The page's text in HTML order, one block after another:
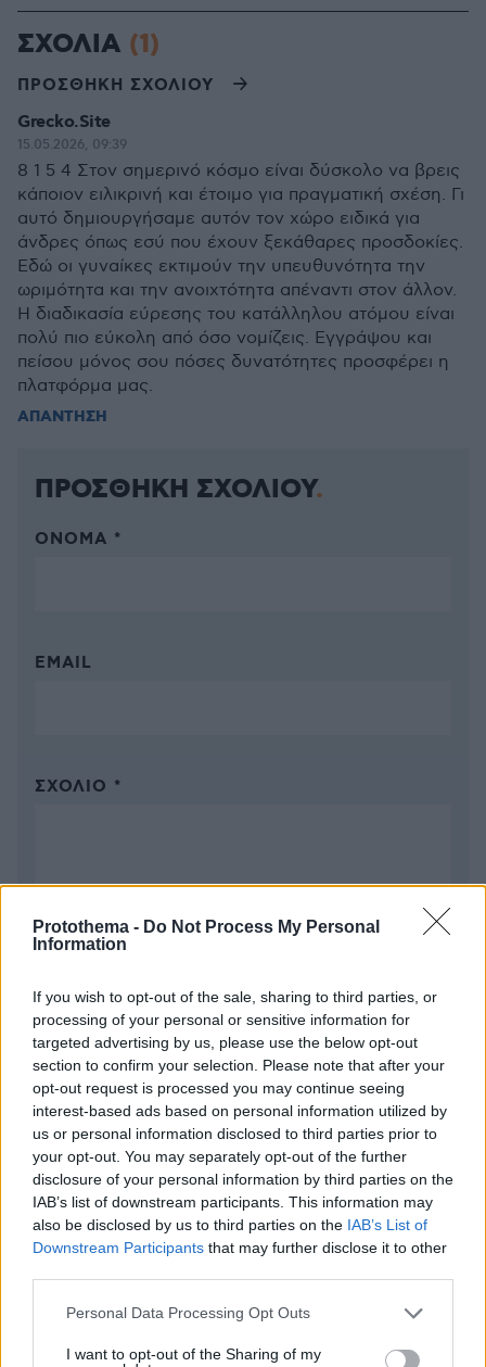
Protothema - Do Not Process My Personal
Information
If you wish to opt-out of the sale, sharing to third parties, or
processing of your personal or sensitive information for
targeted advertising by us, please use the below opt-out
section to confirm your selection. Please note that after your
opt-out request is processed you may continue seeing
interest-based ads based on personal information utilized by
us or personal information disclosed to third parties prior to
your opt-out. You may separately opt-out of the further
disclosure of your personal information by third parties on the
IAB’s list of downstream participants. This information may
also be disclosed by us to third parties on the IAB’s List of
Downstream Participants that may further disclose it to other
Please note that this website/app uses one or more Google
not limited to your visit or usage behaviour. You may click to
Personal Data Processing Opt Outs
I want to opt-out of the Sharing of my
ΣΧΟΛΙΑ (1)
ΠΡΟΣΘΗΚΗ ΣΧΟΛΙΟΥ
Grecko.Site
15.05.2026, 09:39
8 1 5 4 Στον σημερινό κόσμο είναι δύσκολο να βρεις
κάποιον ειλικρινή και έτοιμο για πραγματική σχέση. Γι
αυτό δημιουργήσαμε αυτόν τον χώρο ειδικά για
άνδρες όπως εσύ που έχουν ξεκάθαρες προσδοκίες.
Εδώ οι γυναίκες εκτιμούν την υπευθυνότητα την
ωριμότητα και την ανοιχτότητα απέναντι στον άλλον.
Η διαδικασία εύρεσης του κατάλληλου ατόμου είναι
πολύ πιο εύκολη από όσο νομίζεις. Εγγράψου και
πείσου μόνος σου πόσες δυνατότητες προσφέρει η
πλατφόρμα μας.
ΑΠΑΝΤΗΣΗ
ΠΡΟΣΘΗΚΗ ΣΧΟΛΙΟΥ
ΌΝΟΜΑ *
EMAIL
ΣΧΌΛΙΟ *
Απομένουν2500χαρακτήρες
* Υποχρεωτικά πεδία
ΡΟΗ ΕΙΔΗΣΕΩΝ
Ειδήσεις Δημοφιλή Σχολιασμένα